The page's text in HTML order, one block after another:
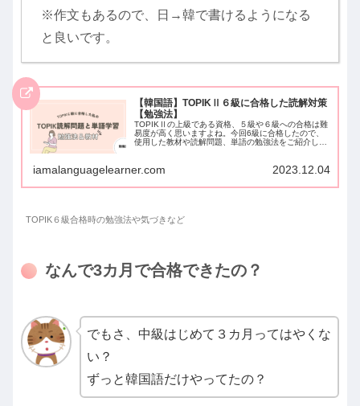
※作文もあるので、日→韓で書けるようになる
と良いです。
【韓国語】TOPIKⅡ６級に合格した読解対策
【勉強法】
TOPIKⅡの上級である資格、５級や６級への合格は難
易度が高く思いますよね。今回6級に合格したので、
使用した教材や読解問題、単語の勉強法をご紹介しま
iamalanguagelearner.com 2023.12.04
TOPIK６級合格時の勉強法や気づきなど
なんで3カ月で合格できたの？
でもさ、中級はじめて３カ月ってはやくな
い？
ずっと韓国語だけやってたの？